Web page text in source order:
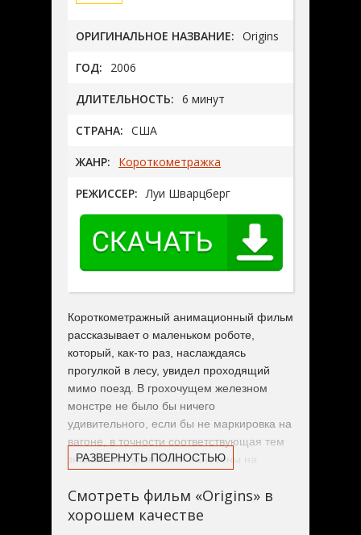
ОРИГИНАЛЬНОЕ НАЗВАНИЕ: Origins
ГОД: 2006
ДЛИТЕЛЬНОСТЬ: 6 минут
СТРАНА: США
ЖАНР: Короткометражка
РЕЖИССЕР: Луи Шварцберг
Короткометражный анимационный фильм
рассказывает о маленьком роботе,
который, как-то раз, наслаждаясь
прогулкой в лесу, увидел проходящий
мимо поезд. В грохочущем железном
монстре не было бы ничего
удивительного, если бы не маркировка на
вагоне, в точности соответствующая тем
знакам, которые были нанесены на
РАЗВЕРНУТЬ ПОЛНОСТЬЮ
Смотреть фильм «Origins» в
хорошем качестве